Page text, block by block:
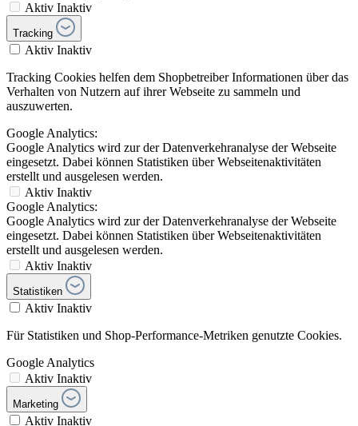
Aktiv Inaktiv
Tracking
Aktiv Inaktiv
Tracking Cookies helfen dem Shopbetreiber Informationen über das
Verhalten von Nutzern auf ihrer Webseite zu sammeln und
auszuwerten.
Google Analytics:
Google Analytics wird zur der Datenverkehranalyse der Webseite
eingesetzt. Dabei können Statistiken über Webseitenaktivitäten
erstellt und ausgelesen werden.
Aktiv Inaktiv
Google Analytics:
Google Analytics wird zur der Datenverkehranalyse der Webseite
eingesetzt. Dabei können Statistiken über Webseitenaktivitäten
erstellt und ausgelesen werden.
Aktiv Inaktiv
Statistiken
Aktiv Inaktiv
Für Statistiken und Shop-Performance-Metriken genutzte Cookies.
Google Analytics
Aktiv Inaktiv
Marketing
Aktiv Inaktiv